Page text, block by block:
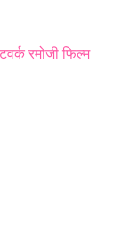
रमोजी फिल्म